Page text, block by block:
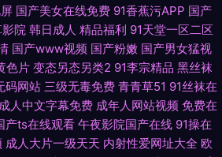
国产美女在线免费 91香蕉污APP 国产
院 韩日成人 精品福利 91天堂一区二区
国产www视频 国产粉嫩 国产男女猛视
色片 变态另态另类2 91李宗精品 黑丝袜
码网站 三级无毒免费 青青草51 91丝袜在
成人中文字幕免费 成年人网站视频 免费在
产ts在线观看 午夜影院国产在线 91操在
成人大片一级天天 内射性爱网址大全 欧